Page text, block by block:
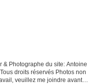
& Photographe du site: Antoine
droits réservés Photos non
veuillez me joindre avant